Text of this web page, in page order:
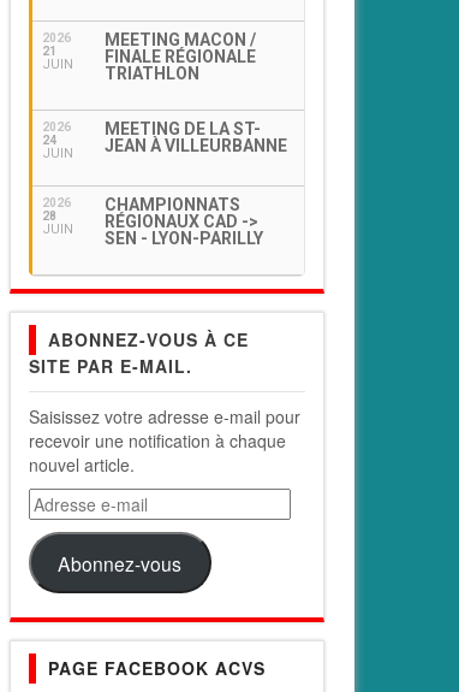
2026
21
JUIN
MEETING MACON /
FINALE RÉGIONALE
TRIATHLON
2026
24
JUIN
MEETING DE LA ST-
JEAN À VILLEURBANNE
2026
28
JUIN
CHAMPIONNATS
RÉGIONAUX CAD ->
SEN - LYON-PARILLY
ABONNEZ-VOUS À CE
SITE PAR E-MAIL.
Saisissez votre adresse e-mail pour
recevoir une notification à chaque
nouvel article.
Adresse
e-
mail
Abonnez-vous
PAGE FACEBOOK ACVS